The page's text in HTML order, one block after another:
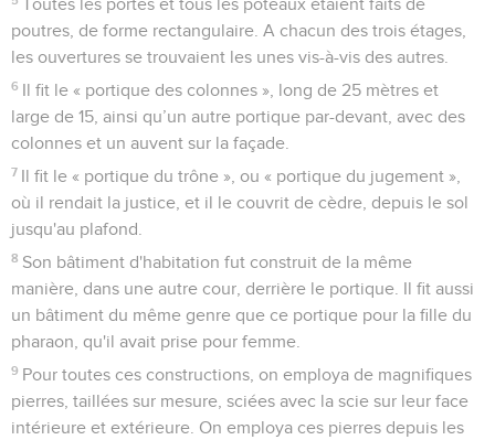
Toutes les portes et tous les poteaux étaient faits de
poutres, de forme rectangulaire. A chacun des trois étages,
les ouvertures se trouvaient les unes vis-à-vis des autres.
6 Il fit le « portique des colonnes », long de 25 mètres et
large de 15, ainsi qu’un autre portique par-devant, avec des
colonnes et un auvent sur la façade.
7 Il fit le « portique du trône », ou « portique du jugement »,
où il rendait la justice, et il le couvrit de cèdre, depuis le sol
jusqu'au plafond.
8 Son bâtiment d'habitation fut construit de la même
manière, dans une autre cour, derrière le portique. Il fit aussi
un bâtiment du même genre que ce portique pour la fille du
pharaon, qu'il avait prise pour femme.
9 Pour toutes ces constructions, on employa de magnifiques
pierres, taillées sur mesure, sciées avec la scie sur leur face
intérieure et extérieure. On employa ces pierres depuis les